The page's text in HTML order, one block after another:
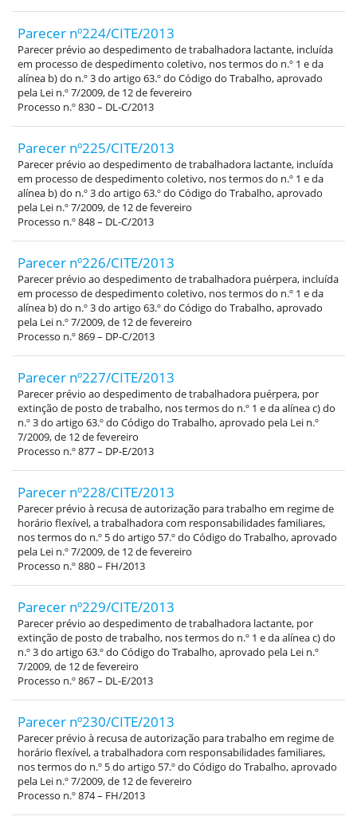
Parecer nº224/CITE/2013
Parecer prévio ao despedimento de trabalhadora lactante, incluída
em processo de despedimento coletivo, nos termos do n.º 1 e da
alínea b) do n.º 3 do artigo 63.º do Código do Trabalho, aprovado
pela Lei n.º 7/2009, de 12 de fevereiro
Processo n.º 830 – DL-C/2013
Parecer nº225/CITE/2013
Parecer prévio ao despedimento de trabalhadora lactante, incluída
em processo de despedimento coletivo, nos termos do n.º 1 e da
alínea b) do n.º 3 do artigo 63.º do Código do Trabalho, aprovado
pela Lei n.º 7/2009, de 12 de fevereiro
Processo n.º 848 – DL-C/2013
Parecer nº226/CITE/2013
Parecer prévio ao despedimento de trabalhadora puérpera, incluída
em processo de despedimento coletivo, nos termos do n.º 1 e da
alínea b) do n.º 3 do artigo 63.º do Código do Trabalho, aprovado
pela Lei n.º 7/2009, de 12 de fevereiro
Processo n.º 869 – DP-C/2013
Parecer nº227/CITE/2013
Parecer prévio ao despedimento de trabalhadora puérpera, por
extinção de posto de trabalho, nos termos do n.º 1 e da alínea c) do
n.º 3 do artigo 63.º do Código do Trabalho, aprovado pela Lei n.º
7/2009, de 12 de fevereiro
Processo n.º 877 – DP-E/2013
Parecer nº228/CITE/2013
Parecer prévio à recusa de autorização para trabalho em regime de
horário flexível, a trabalhadora com responsabilidades familiares,
nos termos do n.º 5 do artigo 57.º do Código do Trabalho, aprovado
pela Lei n.º 7/2009, de 12 de fevereiro
Processo n.º 880 – FH/2013
Parecer nº229/CITE/2013
Parecer prévio ao despedimento de trabalhadora lactante, por
extinção de posto de trabalho, nos termos do n.º 1 e da alínea c) do
n.º 3 do artigo 63.º do Código do Trabalho, aprovado pela Lei n.º
7/2009, de 12 de fevereiro
Processo n.º 867 – DL-E/2013
Parecer nº230/CITE/2013
Parecer prévio à recusa de autorização para trabalho em regime de
horário flexível, a trabalhadora com responsabilidades familiares,
nos termos do n.º 5 do artigo 57.º do Código do Trabalho, aprovado
pela Lei n.º 7/2009, de 12 de fevereiro
Processo n.º 874 – FH/2013